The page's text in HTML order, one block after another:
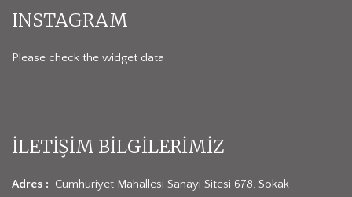
INSTAGRAM
Please check the widget data
İLETİŞİM BİLGİLERİMİZ
Adres : Cumhuriyet Mahallesi Sanayi Sitesi 678. Sokak